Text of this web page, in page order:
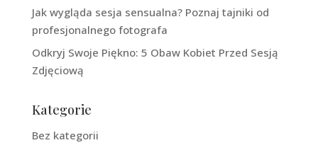
Jak wygląda sesja sensualna? Poznaj tajniki od
profesjonalnego fotografa
Odkryj Swoje Piękno: 5 Obaw Kobiet Przed Sesją
Zdjęciową
Kategorie
Bez kategorii